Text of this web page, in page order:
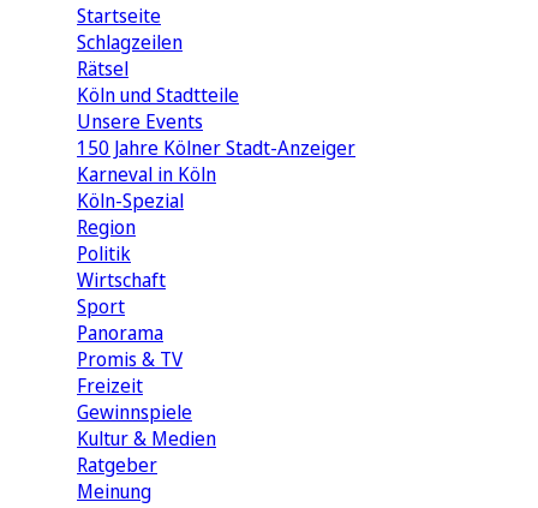
Startseite
Schlagzeilen
Rätsel
Köln und Stadtteile
Unsere Events
150 Jahre Kölner Stadt-Anzeiger
Karneval in Köln
Köln-Spezial
Region
Politik
Wirtschaft
Sport
Panorama
Promis & TV
Freizeit
Gewinnspiele
Kultur & Medien
Ratgeber
Meinung